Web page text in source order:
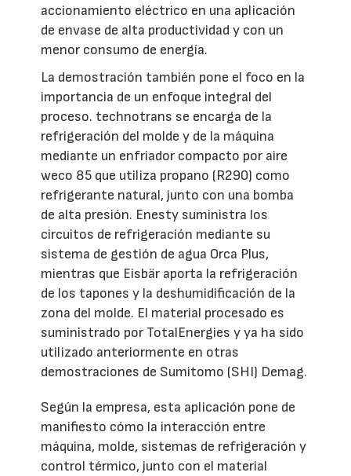
accionamiento eléctrico en una aplicación
de envase de alta productividad y con un
menor consumo de energía.
La demostración también pone el foco en la
importancia de un enfoque integral del
proceso. technotrans se encarga de la
refrigeración del molde y de la máquina
mediante un enfriador compacto por aire
weco 85 que utiliza propano (R290) como
refrigerante natural, junto con una bomba
de alta presión. Enesty suministra los
circuitos de refrigeración mediante su
sistema de gestión de agua Orca Plus,
mientras que Eisbär aporta la refrigeración
de los tapones y la deshumidificación de la
zona del molde. El material procesado es
suministrado por TotalEnergies y ya ha sido
utilizado anteriormente en otras
demostraciones de Sumitomo (SHI) Demag.
Según la empresa, esta aplicación pone de
manifiesto cómo la interacción entre
máquina, molde, sistemas de refrigeración y
control térmico, junto con el material